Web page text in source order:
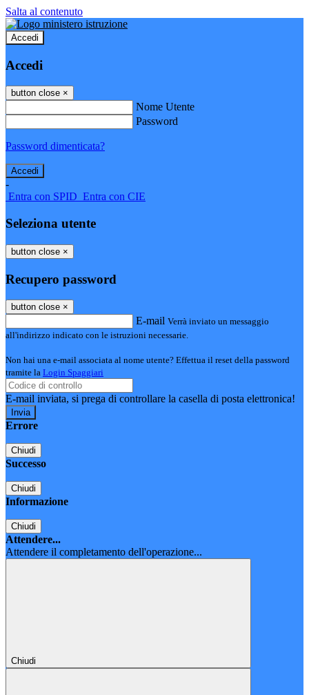
Salta al contenuto
Accedi
Accedi
button close ×
Nome Utente
Password
Password dimenticata?
-
Entra con SPID Entra con CIE
Seleziona utente
button close ×
Recupero password
button close ×
E-mail Verrà inviato un messaggio
all'indirizzo indicato con le istruzioni necessarie.
Non hai una e-mail associata al nome utente? Effettua il reset della password
tramite la Login Spaggiari
E-mail inviata, si prega di controllare la casella di posta elettronica!
Errore
Chiudi
Successo
Chiudi
Informazione
Chiudi
Attendere...
Attendere il completamento dell'operazione...
Chiudi